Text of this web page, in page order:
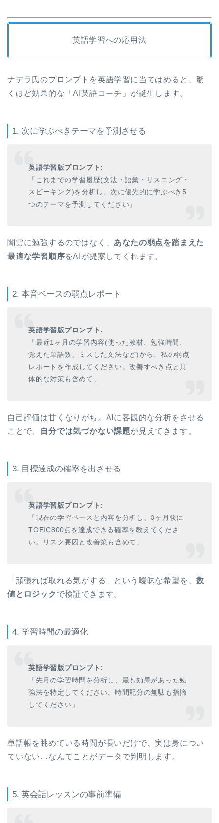
英語学習への応用法
ナデラ氏のプロンプトを英語学習に当てはめると、驚
くほど効果的な「AI英語コーチ」が誕生します。
1. 次に学ぶべきテーマを予測させる
英語学習版プロンプト:
「これまでの学習履歴(文法・語彙・リスニング・
スピーキング)を分析し、次に優先的に学ぶべき5
つのテーマを予測してください」
闇雲に勉強するのではなく、 あなたの弱点を踏まえた
最適な学習順序をAIが提案してくれます。
2. 本音ベースの弱点レポート
英語学習版プロンプト:
「最近1ヶ月の学習内容(使った教材、勉強時間、
覚えた単語数、ミスした文法など)から、私の弱点
レポートを作成してください。改善すべき点と具
体的な対策も含めて」
自己評価は甘くなりがち。AIに客観的な分析をさせる
ことで、
自分では気づかない課題が見えてきます。
3. 目標達成の確率を出させる
英語学習版プロンプト:
「現在の学習ペースと内容を分析し、3ヶ月後に
TOEIC800点を達成できる確率を教えてくださ
い。リスク要因と改善策も含めて」
「頑張れば取れる気がする」という曖昧な希望を、数
値とロジック で検証できます。
4. 学習時間の最適化
英語学習版プロンプト:
「先月の学習時間を分析し、最も効果があった勉
強法を特定してください。時間配分の無駄も指摘
してください」
単語帳を眺めている時間が長いだけで、実は身につい
ていない…なんてことがデータで判明します。
5. 英会話レッスンの事前準備